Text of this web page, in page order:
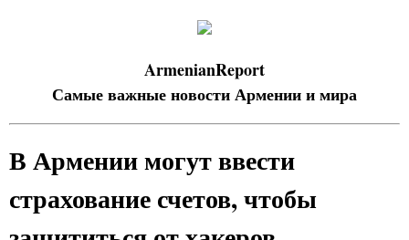
ArmenianReport
Самые важные новости Армении и мира
В Армении могут ввести
страхование счетов, чтобы